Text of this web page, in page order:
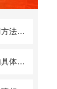
掌握尘埃粒子计数器正确使用方法有助于获取真实的颗粒物浓度信息
尘埃粒子计数器在各行业中的具体应用分享